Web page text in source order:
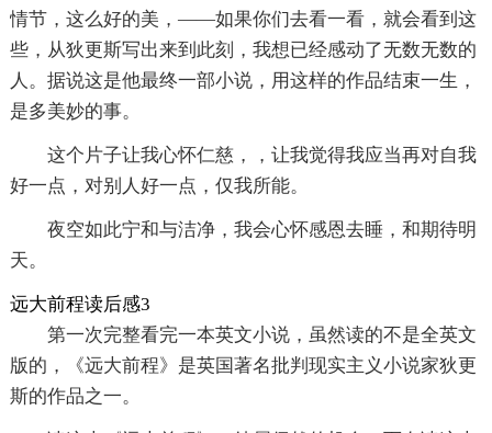
情节，这么好的美，——如果你们去看一看，就会看到这
些，从狄更斯写出来到此刻，我想已经感动了无数无数的
人。据说这是他最终一部小说，用这样的作品结束一生，
是多美妙的事。
这个片子让我心怀仁慈，，让我觉得我应当再对自我
好一点，对别人好一点，仅我所能。
夜空如此宁和与洁净，我会心怀感恩去睡，和期待明
天。
远大前程读后感3
第一次完整看完一本英文小说，虽然读的不是全英文
版的，《远大前程》是英国著名批判现实主义小说家狄更
斯的作品之一。